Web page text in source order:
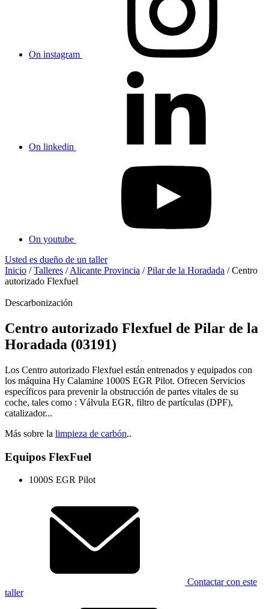
On instagram
On linkedin
On youtube
Usted es dueño de un taller
Inicio /Talleres /Alicante Provincia /Pilar de la Horadada /Centro
autorizado Flexfuel
Descarbonización
Centro autorizado Flexfuel de Pilar de la
Horadada (03191)
Los Centro autorizado Flexfuel están entrenados y equipados con
los máquina Hy Calamine 1000S EGR Pilot. Ofrecen Servicios
específicos para prevenir la obstrucción de partes vitales de su
coche, tales como : Válvula EGR, filtro de partículas (DPF),
catalizador...
Más sobre la limpieza de carbón..
Equipos FlexFuel
1000S EGR Pilot
Contactar con este
taller